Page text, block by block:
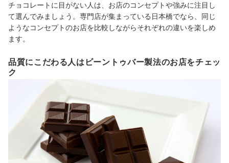
チョコレートに目がない人は、お店のコンセプトや強みに注目し
て選んでみましょう。専門店が集まっている日本橋でなら、同じ
ようなコンセプトのお店を比較しながらそれぞれの違いを楽しめ
ます。
品質にこだわる人はビーントゥバー製法のお店をチェッ
ク